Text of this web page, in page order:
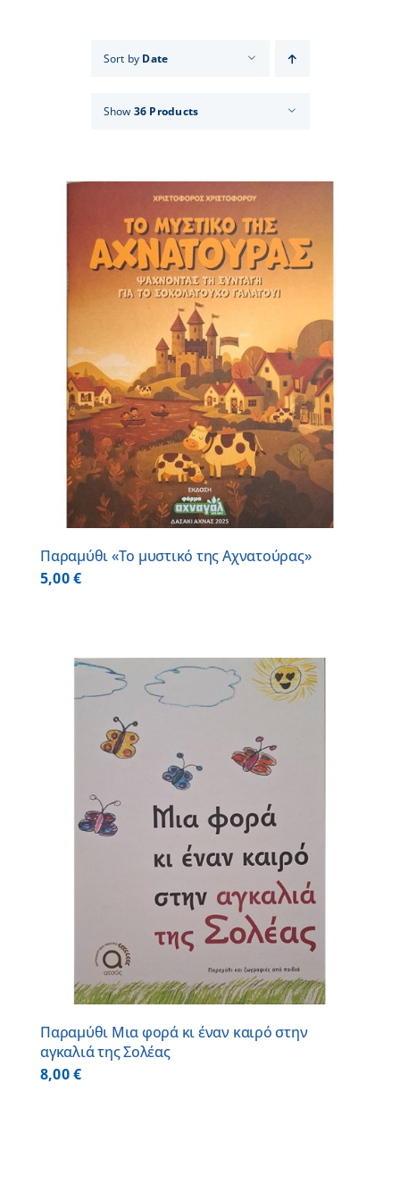
Donations
Sort by Date
Show 36 Products
Παραμύθι «Το μυστικό της Αχνατούρας»
5,00€
Παραμύθι Μια φορά κι έναν καιρό στην
αγκαλιά της Σολέας
8,00€